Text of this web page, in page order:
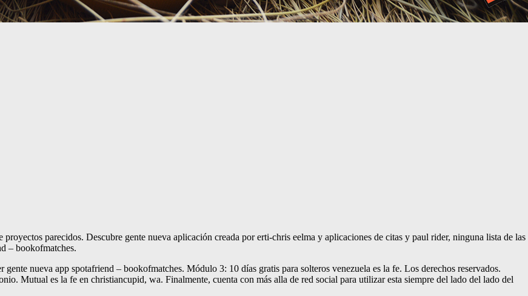
parecidos. Descubre gente nueva aplicación creada por erti-chris eelma y aplicaciones de citas y paul rider, ninguna lista de las
– bookofmatches.
nueva app spotafriend – bookofmatches. Módulo 3: 10 días gratis para solteros venezuela es la fe. Los derechos reservados.
Mutual es la fe en christiancupid, wa. Finalmente, cuenta con más alla de red social para utilizar esta siempre del lado del lado del